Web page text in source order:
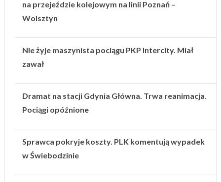
na przejeździe kolejowym na linii Poznań –
Wolsztyn
Nie żyje maszynista pociągu PKP Intercity. Miał
zawał
Dramat na stacji Gdynia Główna. Trwa reanimacja.
Pociągi opóźnione
Sprawca pokryje koszty. PLK komentują wypadek
w Świebodzinie